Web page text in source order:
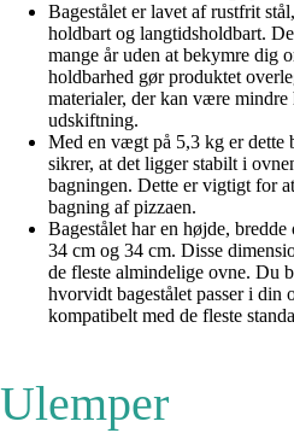
Bagestålet er lavet af rustfrit
holdbart og langtidsholdbart.
mange år uden at bekymre dig
holdbarhed gør produktet
materialer, der kan være
udskiftning.
Med en vægt på 5,3 kg er dette
sikrer, at det ligger stabilt i
bagningen. Dette er vigtigt for
bagning af pizzaen.
Bagestålet har en højde,
34 cm og 34 cm. Disse
de fleste almindelige ovne. Du
hvorvidt bagestålet passer i din
kompatibelt med de fleste
Ulemper